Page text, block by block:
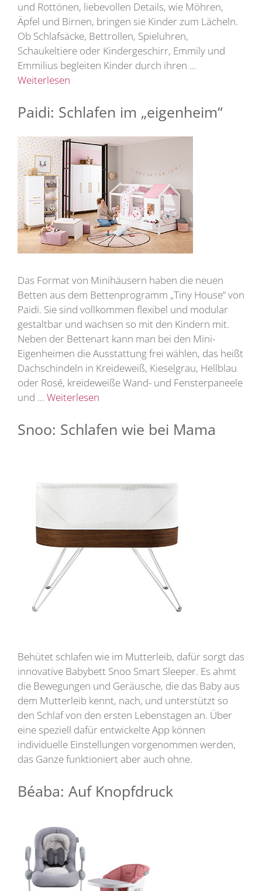
und Rottönen, liebevollen Details, wie Möhren,
Äpfel und Birnen, bringen sie Kinder zum Lächeln.
Ob Schlafsäcke, Bettrollen, Spieluhren,
Schaukeltiere oder Kindergeschirr, Emmily und
Emmilius begleiten Kinder durch ihren …
Weiterlesen
Paidi: Schlafen im „eigenheim“
Das Format von Minihäusern haben die neuen
Betten aus dem Bettenprogramm „Tiny House“ von
Paidi. Sie sind vollkommen flexibel und modular
gestaltbar und wachsen so mit den Kindern mit.
Neben der Bettenart kann man bei den Mini-
Eigenheimen die Ausstattung frei wählen, das heißt
Dachschindeln in Kreideweiß, Kieselgrau, Hellblau
oder Rosé, kreideweiße Wand- und Fensterpaneele
und … Weiterlesen
Snoo: Schlafen wie bei Mama
Behütet schlafen wie im Mutterleib, dafür sorgt das
innovative Babybett Snoo Smart Sleeper. Es ahmt
die Bewegungen und Geräusche, die das Baby aus
dem Mutterleib kennt, nach, und unterstützt so
den Schlaf von den ersten Lebenstagen an. Über
eine speziell dafür entwickelte App können
individuelle Einstellungen vorgenommen werden,
das Ganze funktioniert aber auch ohne.
Béaba: Auf Knopfdruck